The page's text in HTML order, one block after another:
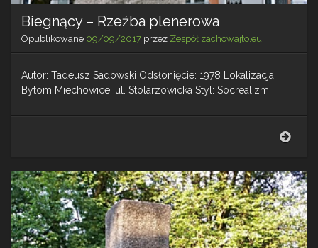
Biegnący – Rzeźba plenerowa
Opublikowane 09/09/2017 przez Zespół zachowajto.eu
Autor: Tadeusz Sadowski Odsłonięcie: 1978 Lokalizacja:
Bytom Miechowice, ul. Stolarzowicka Styl: Socrealizm